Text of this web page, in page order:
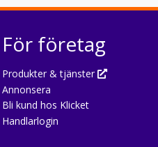
För företag
Produkter & tjänster
Annonsera
Bli kund hos Klicket
Handlarlogin